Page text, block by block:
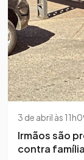
3 de abril às
Irmãos são
contra família